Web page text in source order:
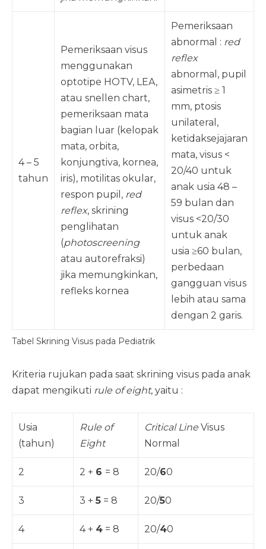
4 – 5
tahun
Pemeriksaan visus
menggunakan
optotipe HOTV, LEA,
atau snellen chart,
pemeriksaan mata
bagian luar (kelopak
mata, orbita,
konjungtiva, kornea,
iris), motilitas okular,
respon pupil, red
reflex, skrining
penglihatan
(photoscreening
atau autorefraksi)
jika memungkinkan,
refleks kornea
Pemeriksaan
abnormal : red
reflex
abnormal, pupil
asimetris ≥ 1
mm, ptosis
unilateral,
ketidaksejajaran
mata, visus <
20/40 untuk
anak usia 48 –
59 bulan dan
visus <20/30
untuk anak
usia ≥60 bulan,
perbedaan
gangguan visus
lebih atau sama
dengan 2 garis.
Tabel Skrining Visus pada Pediatrik
Kriteria rujukan pada saat skrining visus pada anak
dapat mengikuti rule of eight, yaitu :
Usia
(tahun)
Rule of
Eight
Critical Line Visus
Normal
2 2 + 6 = 8 20/60
3 3 + 5 = 8 20/50
4 4 + 4 = 8 20/40